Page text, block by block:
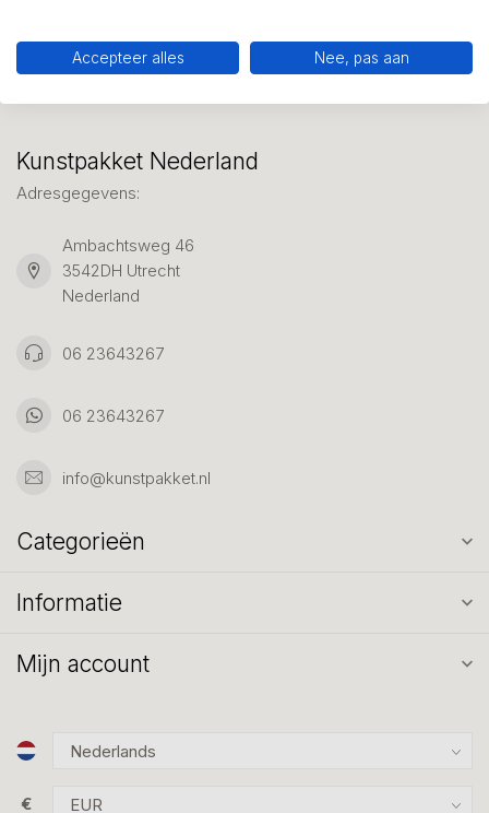
Kunstpakket Nederland
Adresgegevens:
Ambachtsweg 46
3542DH Utrecht
Nederland
06 23643267
06 23643267
info@kunstpakket.nl
Categorieën
Informatie
Mijn account
€
Accepteer alles Nee, pas aan